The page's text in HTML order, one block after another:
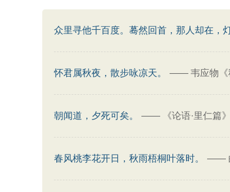
众里寻他千百度。蓦然回首，那人却在，
怀君属秋夜，散步咏凉天。 —— 韦应物《
朝闻道，夕死可矣。 —— 《论语·里仁篇》
春风桃李花开日，秋雨梧桐叶落时。 ——